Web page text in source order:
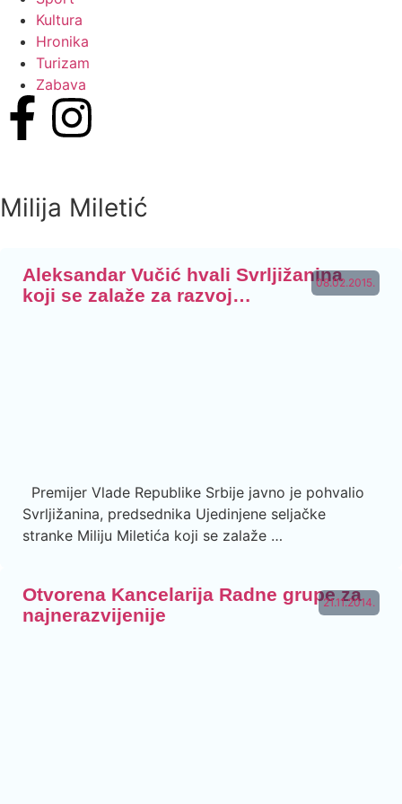
Kultura
Hronika
Turizam
Zabava
Milija Miletić
08.02.2015.
Aleksandar Vučić hvali Svrljižanina
koji se zalaže za razvoj…
Premijer Vlade Republike Srbije javno je pohvalio
Svrljižanina, predsednika Ujedinjene seljačke
stranke Miliju Miletića koji se zalaže …
21.11.2014.
Otvorena Kancelarija Radne grupe za
najnerazvijenije